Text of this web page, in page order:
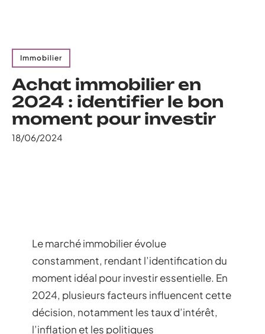
Immobilier
Achat immobilier en
2024 : identifier le bon
moment pour investir
18/06/2024
Le marché immobilier évolue
constamment, rendant l’identification du
moment idéal pour investir essentielle. En
2024, plusieurs facteurs influencent cette
décision, notamment les taux d’intérêt,
l’inflation et les politiques